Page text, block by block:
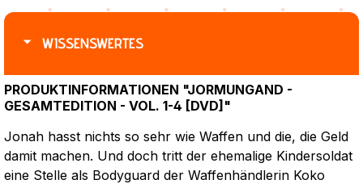
WISSENSWERTES
PRODUKTINFORMATIONEN "JORMUNGAND -
GESAMTEDITION - VOL. 1-4 [DVD]"
Jonah hasst nichts so sehr wie Waffen und die, die Geld
damit machen. Und doch tritt der ehemalige Kindersoldat
eine Stelle als Bodyguard der Waffenhändlerin Koko